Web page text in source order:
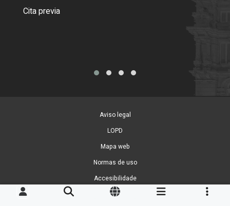
Cita previa
Aviso legal
LOPD
Mapa web
Normas de uso
Accesibilidade
Xestión de cookies